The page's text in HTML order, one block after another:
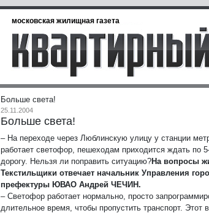
московская жилищная газета
Больше света!
25.11.2004
Больше света!
– На переходе через Люблинскую улицу у станции
работает светофор, пешеходам приходится ждать по
дорогу. Нельзя ли поправить ситуацию?На вопросы
Текстильщики отвечает начальник Управления
префектуры ЮВАО Андрей ЧЕЧИН.
– Светофор работает нормально, просто
длительное время, чтобы пропустить транспорт. Этот